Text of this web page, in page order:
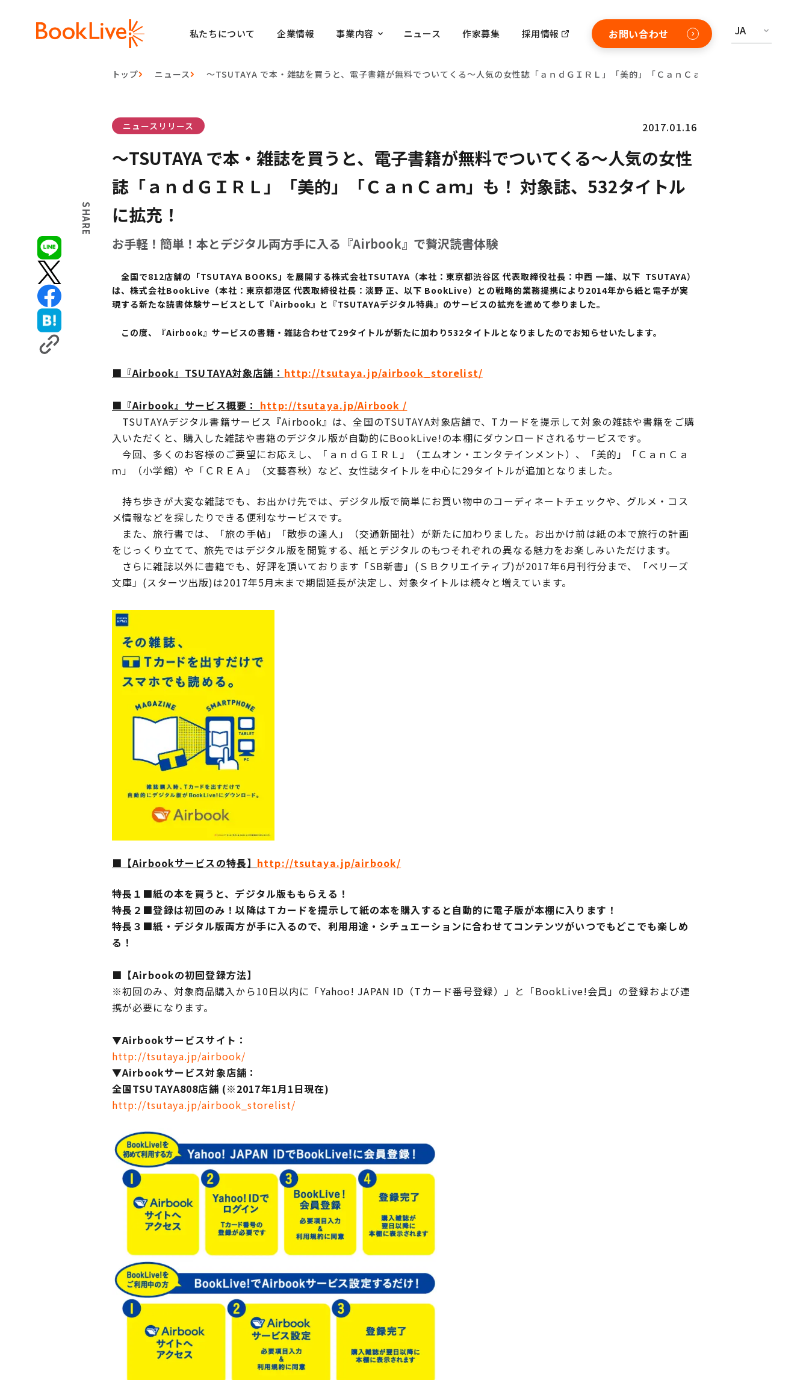
私たちについて 企業情報 事業内容 ニュース 作家募集 採用情報 お問い合わせ JA
トップ ニュース 〜TSUTAYA で本・雑誌を買うと、電⼦書籍が無料でついてくる〜人気の女性誌「ａｎｄＧＩＲＬ」「美的」「ＣａｎＣａｍ」も！ 対象誌、532タ
SHARE
ニュースリリース 2017.01.16
〜TSUTAYA で本・雑誌を買うと、電⼦書籍が無料でついてくる〜人気の女性
誌「ａｎｄＧＩＲＬ」「美的」「ＣａｎＣａｍ」も！ 対象誌、532タイトル
に拡充！
お手軽！簡単！本とデジタル両方手に入る『Airbook』で贅沢読書体験
全国で812店舗の「TSUTAYA BOOKS」を展開する株式会社TSUTAYA（本社：東京都渋谷区 代表取締役社長：中西 一雄、以下 TSUTAYA）
は、株式会社BookLive（本社：東京都港区 代表取締役社長：淡野 正、以下 BookLive）との戦略的業務提携により2014年から紙と電子が実
現する新たな読書体験サービスとして『Airbook』と『TSUTAYAデジタル特典』のサービスの拡充を進めて参りました。
この度、『Airbook』サービスの書籍・雑誌合わせて29タイトルが新たに加わり532タイトルとなりましたのでお知らせいたします。
■『Airbook』TSUTAYA対象店舗： http://tsutaya.jp/airbook_storelist/
■『Airbook』サービス概要： http://tsutaya.jp/Airbook /
TSUTAYAデジタル書籍サービス『Airbook』は、全国のTSUTAYA対象店舗で、Tカードを提示して対象の雑誌や書籍をご購
入いただくと、購入した雑誌や書籍のデジタル版が自動的にBookLive!の本棚にダウンロードされるサービスです。
今回、多くのお客様のご要望にお応えし、「ａｎｄＧＩＲＬ」（エムオン・エンタテインメント）、「美的」「ＣａｎＣａ
ｍ」（小学館）や「ＣＲＥＡ」（文藝春秋）など、女性誌タイトルを中心に29タイトルが追加となりました。
持ち歩きが大変な雑誌でも、お出かけ先では、デジタル版で簡単にお買い物中のコーディネートチェックや、グルメ・コス
メ情報などを探したりできる便利なサービスです。
また、旅行書では、「旅の手帖」「散歩の達人」（交通新聞社）が新たに加わりました。お出かけ前は紙の本で旅行の計画
をじっくり立てて、旅先ではデジタル版を閲覧する、紙とデジタルのもつそれぞれの異なる魅力をお楽しみいただけます。
さらに雑誌以外に書籍でも、好評を頂いております「SB新書」(ＳＢクリエイティブ)が2017年6月刊行分まで、「ベリーズ
文庫」(スターツ出版)は2017年5月末まで期間延長が決定し、対象タイトルは続々と増えています。
■ 【Airbookサービスの特長】 http://tsutaya.jp/airbook/
特長１■紙の本を買うと、デジタル版ももらえる！
特長２■登録は初回のみ！以降はＴカードを提示して紙の本を購入すると自動的に電子版が本棚に入ります！
特長３■紙・デジタル版両方が手に入るので、利用用途・シチュエーションに合わせてコンテンツがいつでもどこでも楽しめ
る！
■【Airbookの初回登録方法】
※初回のみ、対象商品購入から10日以内に「Yahoo! JAPAN ID（Tカード番号登録）」と「BookLive!会員」の登録および連
携が必要になります。
▼Airbookサービスサイト：
http://tsutaya.jp/airbook/
▼Airbookサービス対象店舗：
全国TSUTAYA808店舗 (※2017年1月1日現在)
http://tsutaya.jp/airbook_storelist/